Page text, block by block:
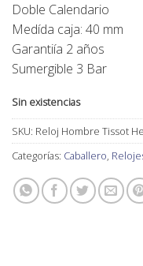
Doble Calendario
Medída caja: 40 mm
Garantiía 2 años
Sumergible 3 Bar
Sin existencias
SKU: Reloj Hombre Tissot
Categorías: Caballero,